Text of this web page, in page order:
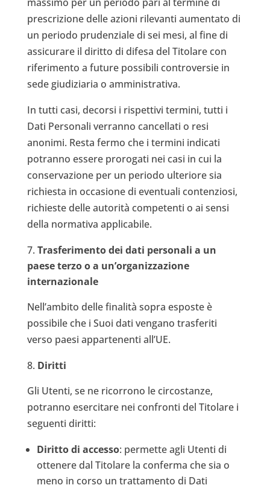
prescrizione delle azioni rilevanti aumentato di
un periodo prudenziale di sei mesi, al fine di
assicurare il diritto di difesa del Titolare con
riferimento a future possibili controversie in
sede giudiziaria o amministrativa.
In tutti casi, decorsi i rispettivi termini, tutti i
Dati Personali verranno cancellati o resi
anonimi. Resta fermo che i termini indicati
potranno essere prorogati nei casi in cui la
conservazione per un periodo ulteriore sia
richiesta in occasione di eventuali contenziosi,
richieste delle autorità competenti o ai sensi
della normativa applicabile.
Trasferimentodei dati personali a un
paese terzo o a un’organizzazione
internazionale
Nell’ambito delle finalità sopra esposte è
possibile che i Suoi dati vengano trasferiti
verso paesi appartenenti all’UE.
Diritti
Gli Utenti, se ne ricorrono le circostanze,
potranno esercitare nei confronti del Titolare i
seguenti diritti:
Diritto di accesso: permette agli Utenti di
ottenere dal Titolare la conferma che sia o
meno in corso un trattamento di Dati